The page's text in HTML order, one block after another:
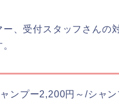
ー、受付スタッフさんの
ンプー2,200円～/シャン